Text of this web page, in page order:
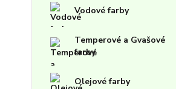
Vodové farby
Temperové a Gvašové
farby
Olejové farby